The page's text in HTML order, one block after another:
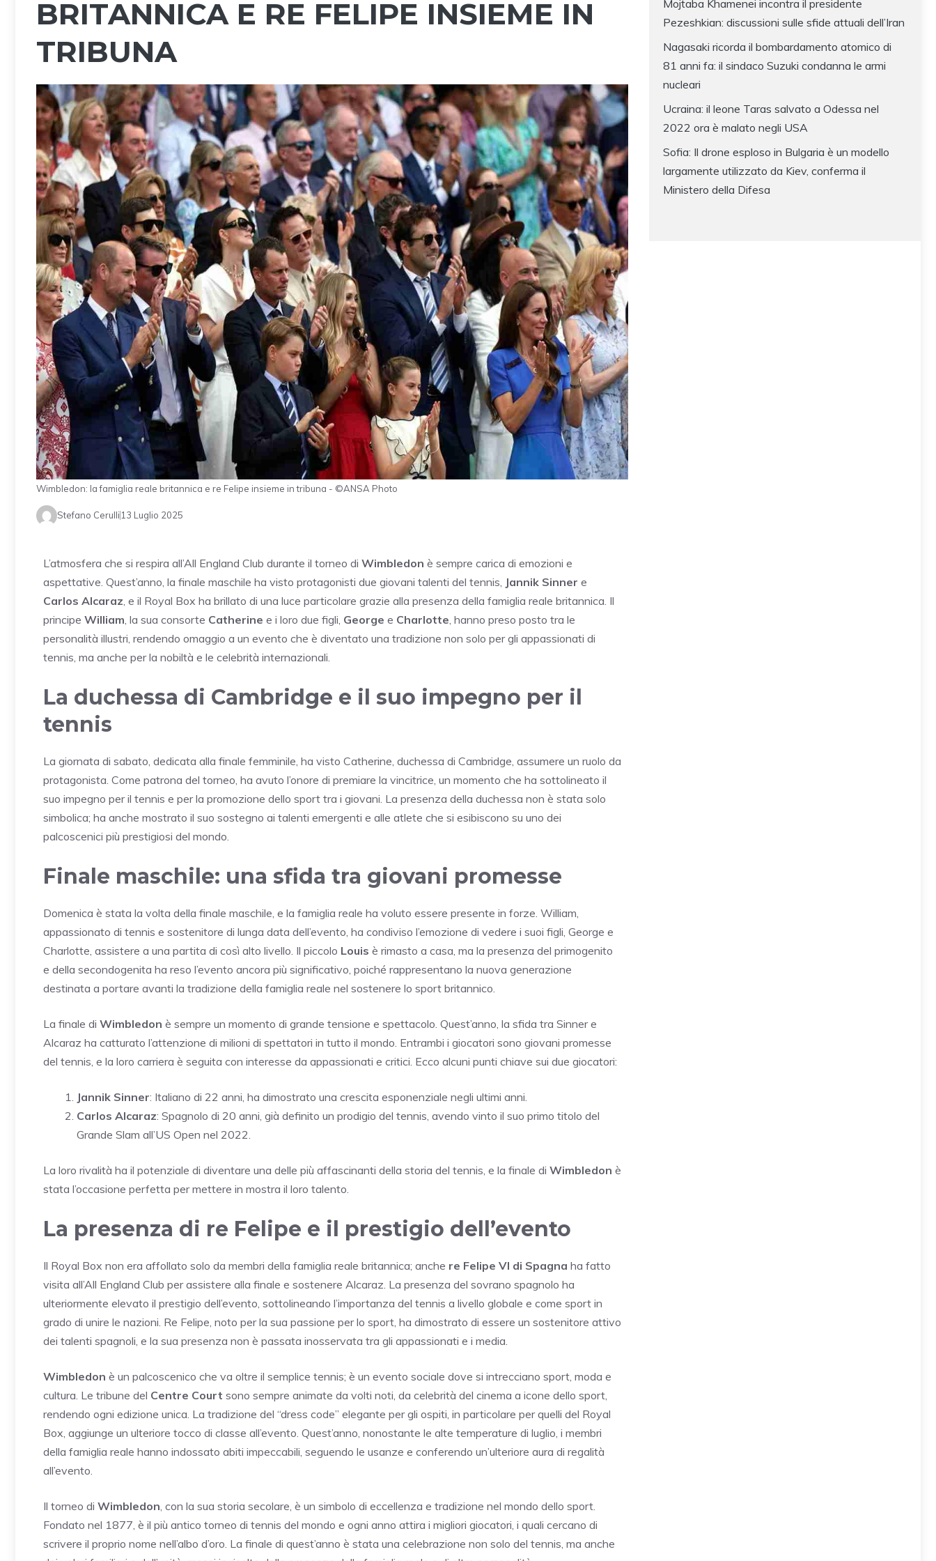
BRITANNICA E RE FELIPE INSIEME IN
TRIBUNA
Wimbledon: la famiglia reale britannica e re Felipe insieme in tribuna - ©ANSA Photo
Stefano Cerulli13 Luglio 2025
L’atmosfera che si respira all’All England Club durante il torneo di Wimbledon è sempre carica di emozioni e
aspettative. Quest’anno, la finale maschile ha visto protagonisti due giovani talenti del tennis, Jannik Sinner e
Carlos Alcaraz , e il Royal Box ha brillato di una luce particolare grazie alla presenza della famiglia reale britannica. Il
principe William , la sua consorte Catherine e i loro due figli, George e Charlotte , hanno preso posto tra le
personalità illustri, rendendo omaggio a un evento che è diventato una tradizione non solo per gli appassionati di
tennis, ma anche per la nobiltà e le celebrità internazionali.
La duchessa di Cambridge e il suo impegno per il
tennis
La giornata di sabato, dedicata alla finale femminile, ha visto Catherine, duchessa di Cambridge, assumere un ruolo da
protagonista. Come patrona del torneo, ha avuto l’onore di premiare la vincitrice, un momento che ha sottolineato il
suo impegno per il tennis e per la promozione dello sport tra i giovani. La presenza della duchessa non è stata solo
simbolica; ha anche mostrato il suo sostegno ai talenti emergenti e alle atlete che si esibiscono su uno dei
palcoscenici più prestigiosi del mondo.
Finale maschile: una sfida tra giovani promesse
Domenica è stata la volta della finale maschile, e la famiglia reale ha voluto essere presente in forze. William,
appassionato di tennis e sostenitore di lunga data dell’evento, ha condiviso l’emozione di vedere i suoi figli, George e
Charlotte, assistere a una partita di così alto livello. Il piccolo Louis è rimasto a casa, ma la presenza del primogenito
e della secondogenita ha reso l’evento ancora più significativo, poiché rappresentano la nuova generazione
destinata a portare avanti la tradizione della famiglia reale nel sostenere lo sport britannico.
La finale di Wimbledon è sempre un momento di grande tensione e spettacolo. Quest’anno, la sfida tra Sinner e
Alcaraz ha catturato l’attenzione di milioni di spettatori in tutto il mondo. Entrambi i giocatori sono giovani promesse
del tennis, e la loro carriera è seguita con interesse da appassionati e critici. Ecco alcuni punti chiave sui due giocatori:
Jannik Sinner: Italiano di 22 anni, ha dimostrato una crescita esponenziale negli ultimi anni.
Carlos Alcaraz: Spagnolo di 20 anni, già definito un prodigio del tennis, avendo vinto il suo primo titolo del
Grande Slam all’US Open nel 2022.
La loro rivalità ha il potenziale di diventare una delle più affascinanti della storia del tennis, e la finale di Wimbledon è
stata l’occasione perfetta per mettere in mostra il loro talento.
La presenza di re Felipe e il prestigio dell’evento
Il Royal Box non era affollato solo da membri della famiglia reale britannica; anche re Felipe VI di Spagna ha fatto
visita all’All England Club per assistere alla finale e sostenere Alcaraz. La presenza del sovrano spagnolo ha
ulteriormente elevato il prestigio dell’evento, sottolineando l’importanza del tennis a livello globale e come sport in
grado di unire le nazioni. Re Felipe, noto per la sua passione per lo sport, ha dimostrato di essere un sostenitore attivo
dei talenti spagnoli, e la sua presenza non è passata inosservata tra gli appassionati e i media.
Wimbledon è un palcoscenico che va oltre il semplice tennis; è un evento sociale dove si intrecciano sport, moda e
cultura. Le tribune del Centre Court sono sempre animate da volti noti, da celebrità del cinema a icone dello sport,
rendendo ogni edizione unica. La tradizione del “dress code” elegante per gli ospiti, in particolare per quelli del Royal
Box, aggiunge un ulteriore tocco di classe all’evento. Quest’anno, nonostante le alte temperature di luglio, i membri
della famiglia reale hanno indossato abiti impeccabili, seguendo le usanze e conferendo un’ulteriore aura di regalità
all’evento.
Il torneo di Wimbledon , con la sua storia secolare, è un simbolo di eccellenza e tradizione nel mondo dello sport.
Fondato nel 1877, è il più antico torneo di tennis del mondo e ogni anno attira i migliori giocatori, i quali cercano di
scrivere il proprio nome nell’albo d’oro. La finale di quest’anno è stata una celebrazione non solo del tennis, ma anche
Mojtaba Khamenei incontra il presidente
Pezeshkian: discussioni sulle sfide attuali dell’Iran
Nagasaki ricorda il bombardamento atomico di
81 anni fa: il sindaco Suzuki condanna le armi
nucleari
Ucraina: il leone Taras salvato a Odessa nel
2022 ora è malato negli USA
Sofia: Il drone esploso in Bulgaria è un modello
largamente utilizzato da Kiev, conferma il
Ministero della Difesa